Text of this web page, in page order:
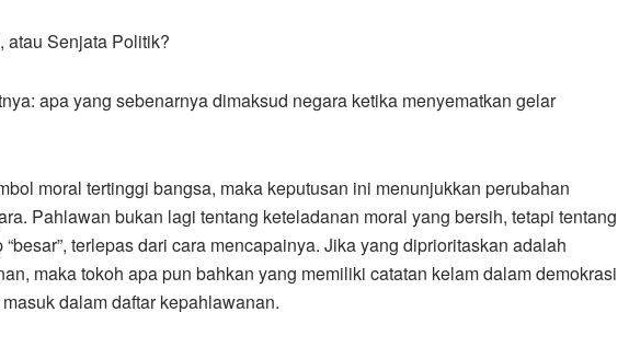
atau Senjata Politik?
apa yang sebenarnya dimaksud negara ketika menyematkan gelar
moral tertinggi bangsa, maka keputusan ini menunjukkan perubahan
Pahlawan bukan lagi tentang keteladanan moral yang bersih, tetapi tentang
terlepas dari cara mencapainya. Jika yang diprioritaskan adalah
maka tokoh apa pun bahkan yang memiliki catatan kelam dalam demokrasi
dalam daftar kepahlawanan.